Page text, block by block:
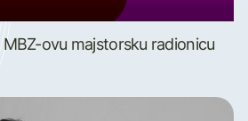
ovu majstorsku radionicu